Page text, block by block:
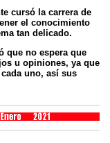
cursó la carrera de
el conocimiento
tan delicado.
que no espera que
u opiniones, ya que
uno, así sus